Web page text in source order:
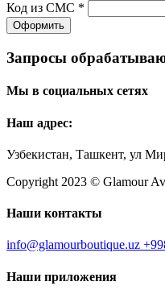
Код из СМС *
Оформить
Запросы
Мы в социальных сетях
Наш адрес:
Узбекистан, Ташкент, ул
Copyright 2023 © Glamour
Наши контакты
info@glamourboutique.uz
Наши приложения